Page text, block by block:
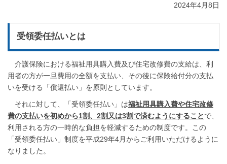
2024年4月8日
受領委任払いとは
介護保険における福祉用具購入費及び住宅改修費の支給は、利
用者の方が一旦費用の全額を支払い、その後に保険給付分の支払
いを受ける「償還払い」を原則としています。
それに対して、「受領委任払い」は福祉用具購入費や住宅改修
費の支払いを初めから1割、2割又は3割で済むようにすることで、
利用される方の一時的な負担を軽減するための制度です。この
「受領委任払い」制度を平成29年4月からご利用いただけるように
なりました。